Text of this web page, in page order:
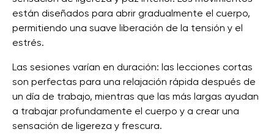
están diseñados para abrir gradualmente el cuerpo,
permitiendo una suave liberación de la tensión y el
estrés.
Las sesiones varían en duración: las lecciones cortas
son perfectas para una relajación rápida después de
un día de trabajo, mientras que las más largas ayudan
a trabajar profundamente el cuerpo y a crear una
sensación de ligereza y frescura.